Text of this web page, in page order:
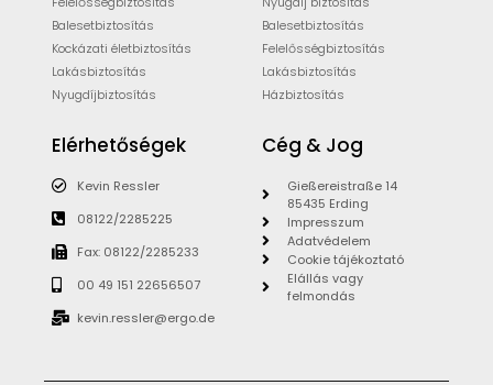
Balesetbiztosítás
Kockázati életbiztosítás
Lakásbiztosítás
Nyugdíjbiztosítás
Balesetbiztosítás
Felelősségbiztosítás
Lakásbiztosítás
Házbiztosítás
Elérhetőségek
Kevin Ressler
08122/2285225
Fax: 08122/2285233
00 49 151 22656507
kevin.ressler@ergo.de
Cég & Jog
Gießereistraße 14
85435 Erding
Impresszum
Adatvédelem
Cookie tájékoztató
Elállás vagy
felmondás